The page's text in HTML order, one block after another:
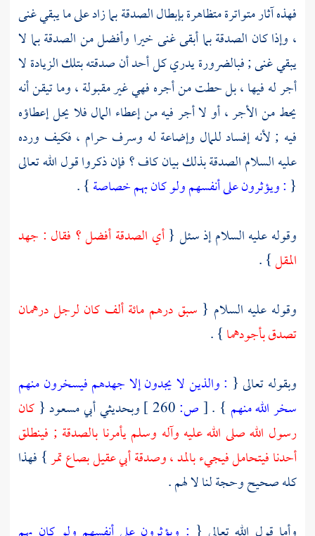
فهذه آثار متواترة متظاهرة بإبطال الصدقة بما زاد على ما يبقي غنى
، وإذا كان الصدقة بما أبقى غنى خيرا وأفضل من الصدقة بما لا
يبقي غنى ; فبالضرورة يدري كل أحد أن صدقته بتلك الزيادة لا
أجر له فيها ، بل حطت من أجره فهي غير مقبولة ، وما تيقن أنه
يحط من الأجر ، أو لا أجر فيه من إعطاء المال فلا يحل إعطاؤه
فيه ; لأنه إفساد للمال وإضاعة له وسرف حرام ، فكيف ورده
عليه السلام الصدقة بذلك بيان كاف ؟ فإن ذكروا قول الله تعالى
{ : ويؤثرون على أنفسهم ولو كان بهم خصاصة} .
وقوله عليه السلام إذ سئل {أي الصدقة أفضل ؟ فقال : جهد
المقل} .
وقوله عليه السلام { سبق درهم مائة ألف كان لرجل درهمان
تصدق بأجودهما} .
وبقوله تعالى { : والذين لا يجدون إلا جهدهم فيسخرون منهم
سخر الله منهم } .
[ص: وبحديثيأبي مسعود{ كان
رسول الله صلى الله عليه وآله وسلم يأمرنا بالصدقة ; فينطلق
أحدنا فيتحامل فيجيء بالمد ، وصدقةأبي عقيلبصاع تمر} فهذا
كله صحيح وحجة لنا لا لهم .